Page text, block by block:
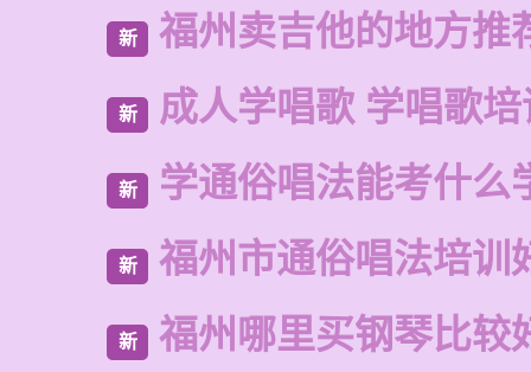
新 福州卖吉他的地方推
新 成人学唱歌 学唱歌
新 学通俗唱法能考什么
新 福州市通俗唱法培训
新 福州哪里买钢琴比较